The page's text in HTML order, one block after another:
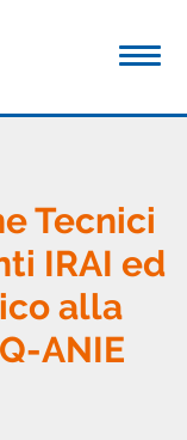
Tecnici
IRAI ed
alla
ANIE